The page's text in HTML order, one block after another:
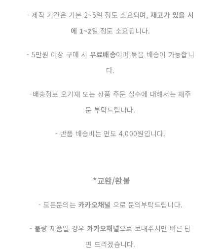
- 제작 기간은 기본 2~5일 정도 소요되며,재고가 있을 시
에 1~2일 정도 소요됩니다.
- 5만원 이상 구매 시 무료배송이며 묶음 배송이 가능합니
다.
-배송정보 오기재 또는 상품 주문 실수에 대해서는 재주
문 부탁드립니다.
- 반품 배송비는 편도 4,000원입니다.
*교환/환불
- 모든문의는 카카오채널 으로 문의부탁드립니다.
- 불량 제품일 경우 카카오채널으로 보내주시면 빠른 답
변 드리겠습니다.